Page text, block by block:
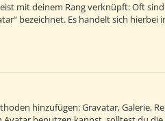
mit deinem Rang verknüpft: Oft
bezeichnet. Es handelt sich hierbei
hinzufügen: Gravatar, Galerie,